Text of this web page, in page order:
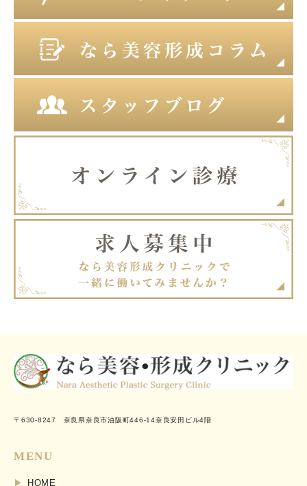
〒630-8247 奈良県奈良市油阪町446-14奈良安田ビル4階
MENU
HOME